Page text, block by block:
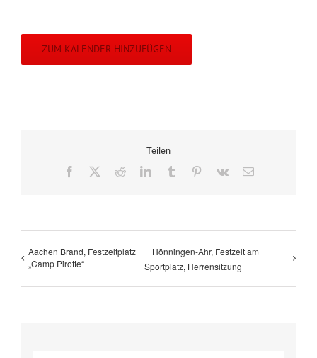
ZUM KALENDER HINZUFÜGEN
Teilen
Facebook RedditLinkedInTumblr Pinterest
Vk
E-
Aachen Brand, Festzeltplatz
„Camp Pirotte“
Hönningen-Ahr, Festzelt am
Sportplatz, Herrensitzung